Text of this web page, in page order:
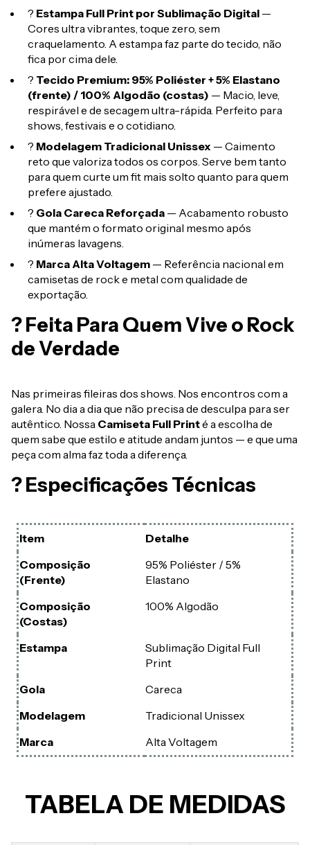
? Estampa Full Print por Sublimação Digital —
Cores ultra vibrantes, toque zero, sem
craquelamento. A estampa faz parte do tecido, não
fica por cima dele.
? Tecido Premium: 95% Poliéster + 5% Elastano
(frente) / 100% Algodão (costas) — Macio, leve,
respirável e de secagem ultra-rápida. Perfeito para
shows, festivais e o cotidiano.
? Modelagem Tradicional Unissex — Caimento
reto que valoriza todos os corpos. Serve bem tanto
para quem curte um fit mais solto quanto para quem
prefere ajustado.
? Gola Careca Reforçada — Acabamento robusto
que mantém o formato original mesmo após
inúmeras lavagens.
? Marca Alta Voltagem — Referência nacional em
camisetas de rock e metal com qualidade de
exportação.
? Feita Para Quem Vive o Rock
de Verdade
Nas primeiras fileiras dos shows. Nos encontros com a
galera. No dia a dia que não precisa de desculpa para ser
autêntico. Nossa Camiseta Full Printé a escolha de
quem sabe que estilo e atitude andam juntos — e que uma
peça com alma faz toda a diferença.
? Especificações Técnicas
Item
Detalhe
Composição
(Frente)
95% Poliéster / 5%
Elastano
Composição
(Costas)
100% Algodão
Estampa
Sublimação Digital Full
Print
Gola
Careca
Modelagem
Tradicional Unissex
Marca
Alta Voltagem
TABELA DE MEDIDAS